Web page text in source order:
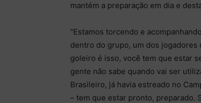
mantém a preparação em dia e
“Estamos torcendo e
dentro do grupo, um dos jogadores
goleiro é isso, você tem que estar
gente não sabe quando vai ser
Brasileiro, já havia estreado no
– tem que estar pronto, preparado.